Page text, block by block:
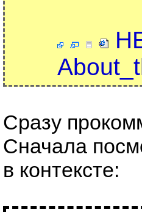
Сразу
Сначала
в контексте: